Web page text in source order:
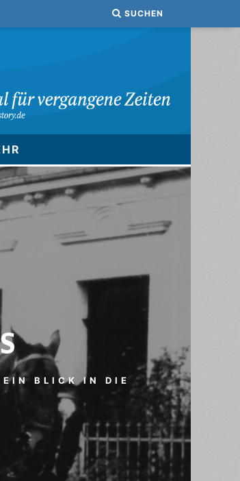
SUCHEN
EIN BLICK IN DIE